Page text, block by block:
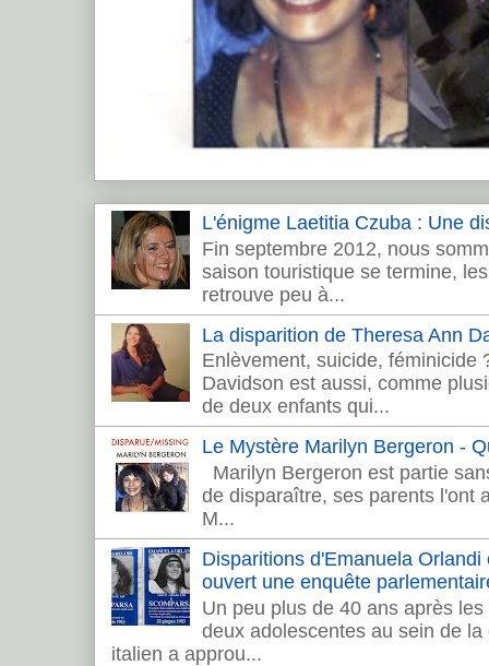
L'énigme Laetitia Czuba : Une
Fin septembre 2012, nous
saison touristique se termine,
retrouve peu à...
La disparition de Theresa Ann
Enlèvement, suicide, féminicide
Davidson est aussi, comme
de deux enfants qui...
Le Mystère Marilyn Bergeron -
Marilyn Bergeron est partie
de disparaître, ses parents l'ont
M...
Disparitions d'Emanuela
ouvert une enquête
Un peu plus de 40 ans après
deux adolescentes au sein de
italien a approu...